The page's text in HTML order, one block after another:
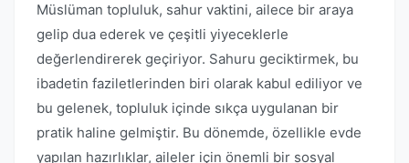
Müslüman topluluk, sahur vaktini, ailece bir araya
gelip dua ederek ve çeşitli yiyeceklerle
değerlendirerek geçiriyor. Sahuru geciktirmek, bu
ibadetin faziletlerinden biri olarak kabul ediliyor ve
bu gelenek, topluluk içinde sıkça uygulanan bir
pratik haline gelmiştir. Bu dönemde, özellikle evde
yapılan hazırlıklar, aileler için önemli bir sosyal